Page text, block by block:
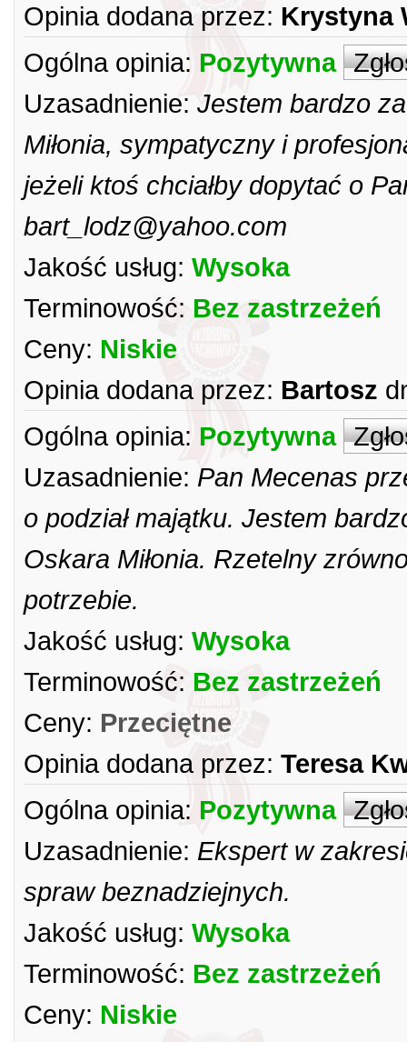
Opinia dodana przez: Krystyna
Ogólna opinia: Pozytywna
Uzasadnienie: Jestem bardzo
Miłonia, sympatyczny i
jeżeli ktoś chciałby dopytać o
bart_lodz@yahoo.com
Jakość usług: Wysoka
Terminowość: Bez zastrzeżeń
Ceny: Niskie
Opinia dodana przez: Bartosz
Ogólna opinia: Pozytywna
Uzasadnienie: Pan Mecenas
o podział majątku. Jestem
Oskara Miłonia. Rzetelny
potrzebie.
Jakość usług: Wysoka
Terminowość: Bez zastrzeżeń
Ceny: Przeciętne
Opinia dodana przez: Teresa
Ogólna opinia: Pozytywna
Uzasadnienie: Ekspert w
spraw beznadziejnych.
Jakość usług: Wysoka
Terminowość: Bez zastrzeżeń
Ceny: Niskie